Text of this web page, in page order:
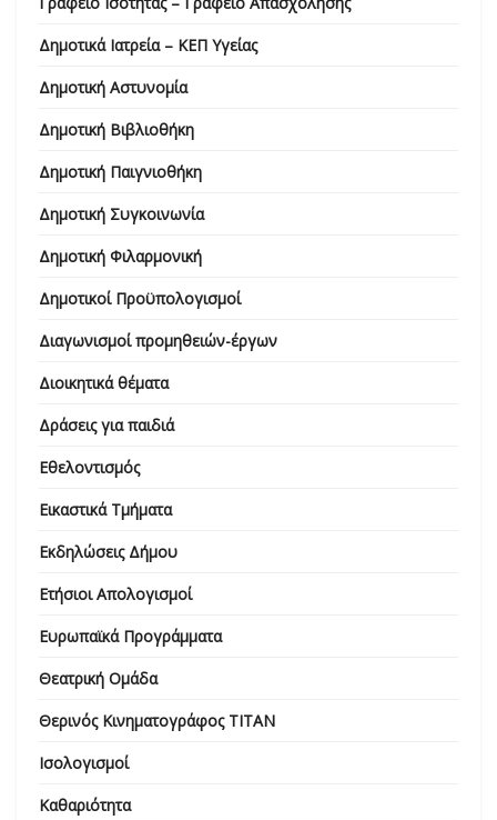
Δημοτικά Ιατρεία – ΚΕΠ Υγείας
Δημοτική Αστυνομία
Δημοτική Βιβλιοθήκη
Δημοτική Παιγνιοθήκη
Δημοτική Συγκοινωνία
Δημοτική Φιλαρμονική
Δημοτικοί Προϋπολογισμοί
Διαγωνισμοί προμηθειών-έργων
Διοικητικά θέματα
Δράσεις για παιδιά
Εθελοντισμός
Εικαστικά Τμήματα
Εκδηλώσεις Δήμου
Ετήσιοι Απολογισμοί
Ευρωπαϊκά Προγράμματα
Θεατρική Ομάδα
Θερινός Κινηματογράφος ΤΙΤΑΝ
Ισολογισμοί
Καθαριότητα